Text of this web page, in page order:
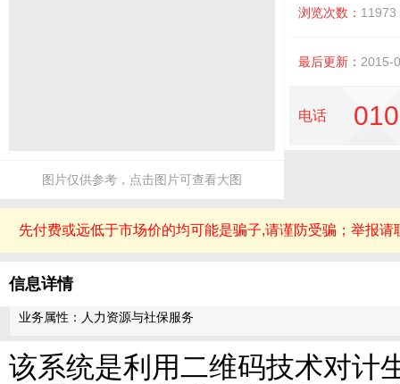
图片仅供参考，点击图片可查看大图
浏览次数： 11973
最后更新： 2015-
电话
先付费或远低于市场价的均可能是骗子,请谨防受骗；举报
信息详情
业务属性：人力资源与社保服务
该系统是利用二维码技术对计